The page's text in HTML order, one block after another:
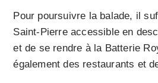
Pour poursuivre la balade, il
Saint-Pierre accessible en
et de se rendre à la Batterie
également des restaurants et